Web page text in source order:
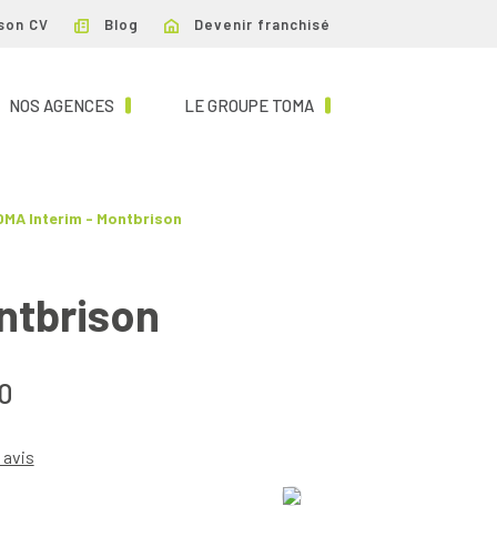
CV Blog Devenir franchisé
NOS AGENCES (CURRENT)LE GROUPE TOMA (CURRENT)
Interim - Montbrison
avis